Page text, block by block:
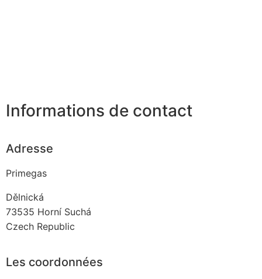
Informations de contact
Adresse
Primegas
Dělnická
73535 Horní Suchá
Czech Republic
Les coordonnées